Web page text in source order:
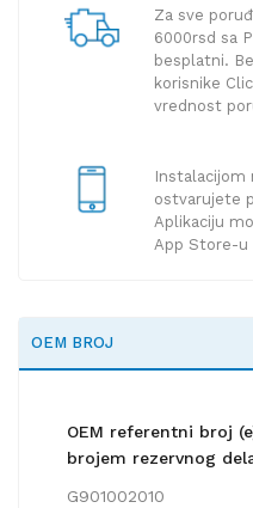
Za sve
6000rsd sa
besplatni.
korisnike
vrednost
Instalacijom
ostvarujete
Aplikaciju
App Store-u
OEM BROJ
OEM referentni broj
brojem rezervnog
G901002010